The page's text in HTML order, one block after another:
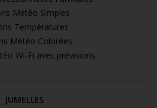
Météo Simples
Températures
Météo Colorées
Wi-Fi avec prévisions
JUMELLES